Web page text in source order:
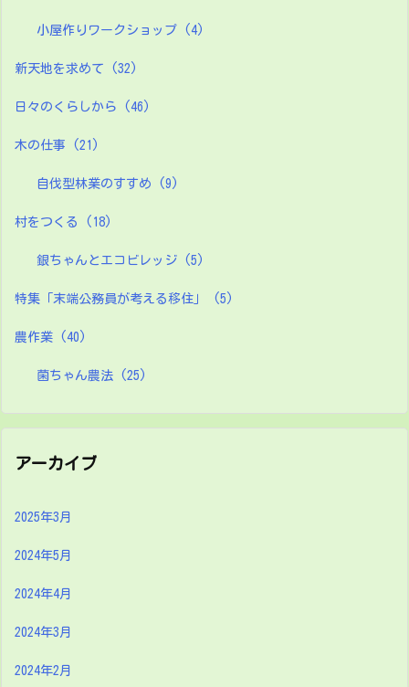
小屋作りワークショップ (4)
新天地を求めて (32)
日々のくらしから (46)
木の仕事 (21)
自伐型林業のすすめ (9)
村をつくる (18)
銀ちゃんとエコビレッジ (5)
特集「末端公務員が考える移住」 (5)
農作業 (40)
菌ちゃん農法 (25)
アーカイブ
2025年3月
2024年5月
2024年4月
2024年3月
2024年2月